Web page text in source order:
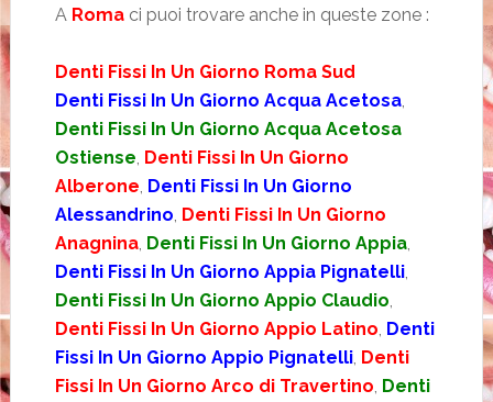
A Romaci puoi trovare anche in queste zone :
Denti Fissi In Un Giorno Roma Sud
Denti Fissi In Un Giorno Acqua Acetosa,
Denti Fissi In Un Giorno Acqua Acetosa
Ostiense Denti Fissi In Un Giorno
Alberone Denti Fissi In Un Giorno
Alessandrino Denti Fissi In Un Giorno
Anagnina, Denti Fissi In Un Giorno Appia,
Denti Fissi In Un Giorno Appia Pignatelli,
Denti Fissi In Un Giorno Appio Claudio
Denti Fissi In Un Giorno Appio Latino Denti
Fissi In Un Giorno Appio Pignatelli, Denti
Fissi In Un Giorno Arco di Travertino Denti